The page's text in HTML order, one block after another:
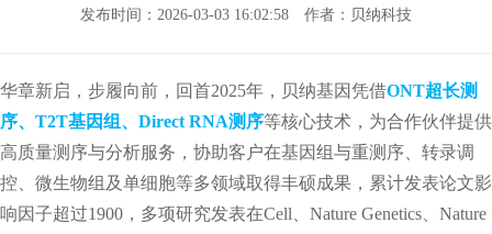
发布时间：2026-03-03 16:02:58 作者：贝纳科技
华章新启，步履向前，回首2025年，贝纳基因凭借ONT超长测
序、T2T基因组、Direct RNA测序等核心技术，为合作伙伴提供
高质量测序与分析服务，协助客户在基因组与重测序、转录调
控、微生物组及单细胞等多领域取得丰硕成果，累计发表论文影
响因子超过1900，多项研究发表在Cell、Nature Genetics、Nature